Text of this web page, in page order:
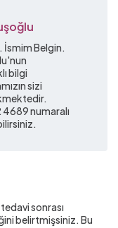
İsmim Belgin.
bilgi
sizi
numaralı
sonrası
belirtmişsiniz. Bu